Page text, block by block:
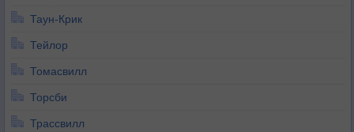
Таун-Крик
Тейлор
Томасвилл
Торсби
Трассвилл